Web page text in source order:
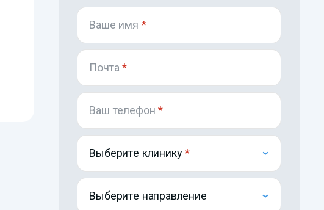
Ваше имя *
Почта*
Ваш телефон*
Выберите клинику
Выберите направление